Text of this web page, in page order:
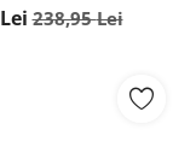
Lei 238,95Lei